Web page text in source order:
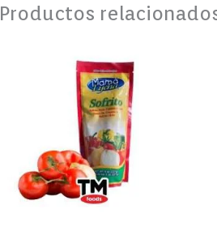
Productos
CRIOLLO
MAMA
LYCHA
8
OZ
cantidad